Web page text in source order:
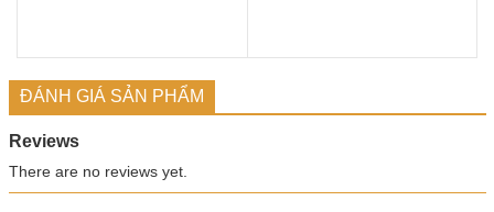
ĐÁNH GIÁ SẢN PHẨM
Reviews
There are no reviews yet.